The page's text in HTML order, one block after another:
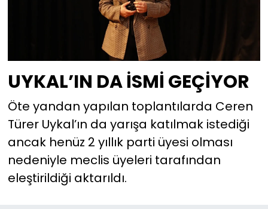
UYKAL’IN DA İSMİ GEÇİYOR
Öte yandan yapılan toplantılarda Ceren
Türer Uykal’ın da yarışa katılmak istediği
ancak henüz 2 yıllık parti üyesi olması
nedeniyle meclis üyeleri tarafından
eleştirildiği aktarıldı.